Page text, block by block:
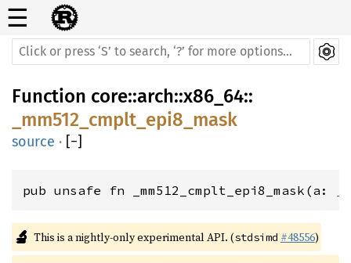
☰
Function core::arch::x86_64::
_mm512_cmplt_epi8_mask
source · [−]
pub unsafe fn _mm512_cmplt_epi8_mask(a:
🔬 This is a nightly-only experimental API. (stdsimd #48556)